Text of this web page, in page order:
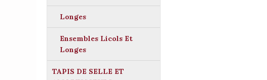
Longes
Ensembles Licols Et
Longes
TAPIS DE SELLE ET